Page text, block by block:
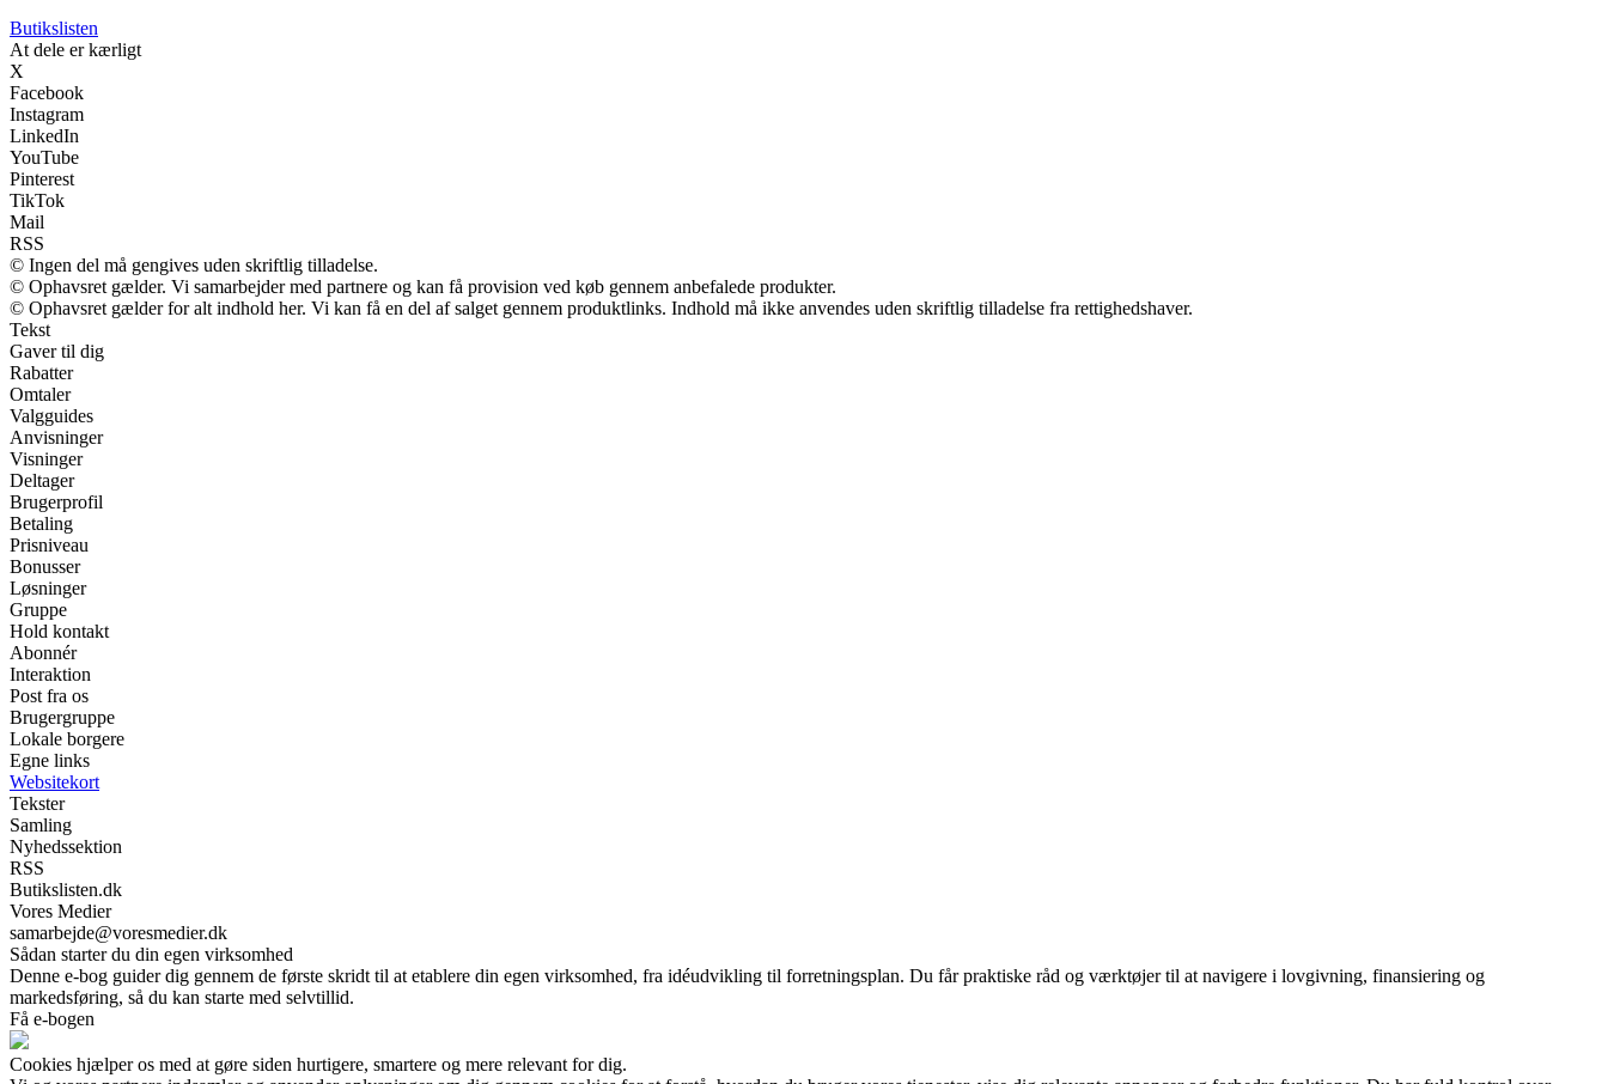
Butikslisten
At dele er kærligt
X
Facebook
Instagram
LinkedIn
YouTube
Pinterest
TikTok
Mail
RSS
© Ingen del må gengives uden skriftlig tilladelse.
© Ophavsret gælder. Vi samarbejder med partnere og kan få provision ved køb gennem anbefalede produkter.
© Ophavsret gælder for alt indhold her. Vi kan få en del af salget gennem produktlinks. Indhold må ikke anvendes uden skriftlig tilladelse fra rettighedshaver.
Tekst
Gaver til dig
Rabatter
Omtaler
Valgguides
Anvisninger
Visninger
Deltager
Brugerprofil
Betaling
Prisniveau
Bonusser
Løsninger
Gruppe
Hold kontakt
Abonnér
Interaktion
Post fra os
Brugergruppe
Lokale borgere
Egne links
Websitekort
Tekster
Samling
Nyhedssektion
RSS
Butikslisten.dk
Vores Medier
samarbejde@voresmedier.dk
Sådan starter du din egen virksomhed
Denne e-bog guider dig gennem de første skridt til at etablere din egen virksomhed, fra idéudvikling til forretningsplan. Du får praktiske råd og værktøjer til at navigere i lovgivning, finansiering og
markedsføring, så du kan starte med selvtillid.
Få e-bogen
Cookies hjælper os med at gøre siden hurtigere, smartere og mere relevant for dig.